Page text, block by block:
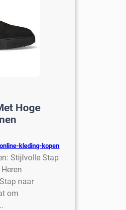
Hoge
online-kleding-kopen
Stijlvolle Stap
naar
om